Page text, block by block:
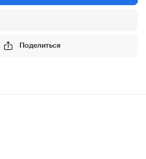
Поделиться